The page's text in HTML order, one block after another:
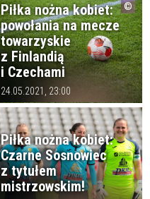
Piłka nożna kobiet:
powołania na mecze
towarzyskie
z Finlandią
i Czechami
24.05.2021, 23:00
Piłka nożna kobiet:
Czarne Sosnowiec
z tytułem
mistrzowskim!